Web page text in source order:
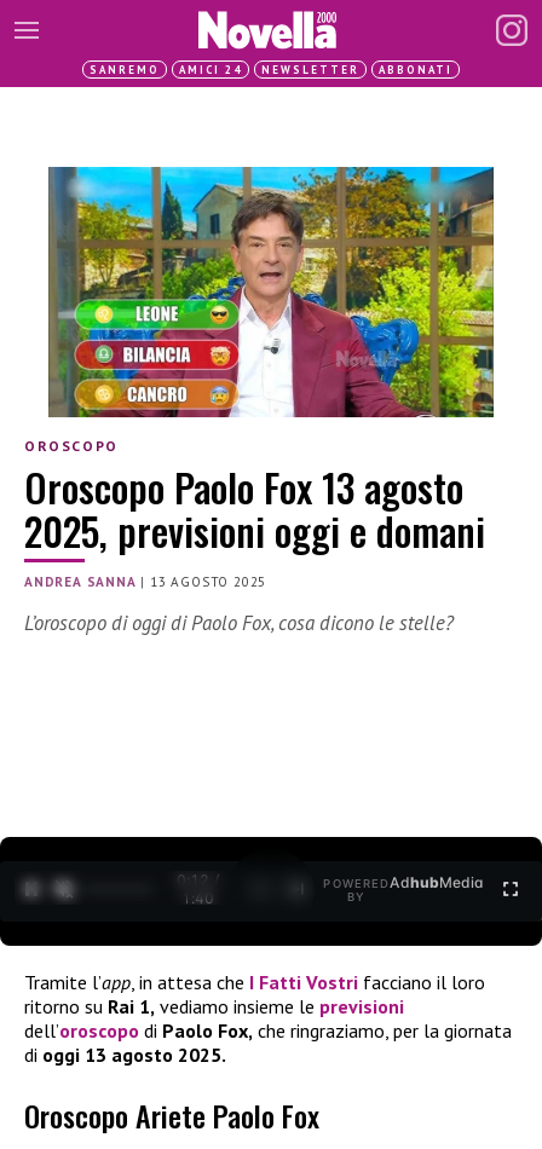
SANREMO AMICI 24 NEWSLETTER ABBONATI
OROSCOPO
Oroscopo Paolo Fox 13 agosto
2025, previsioni oggi e domani
ANDREA SANNA | 13 AGOSTO 2025
L’oroscopo di oggi di Paolo Fox, cosa dicono le stelle?
0:12 /
1:40
POWERED
BY
AdhubMedia
Tramite l’app , in attesa che I Fatti Vostri facciano il loro
ritorno su Rai 1, vediamo insieme le previsioni
dell’oroscopo di Paolo Fox, che ringraziamo, per la giornata
di oggi 13 agosto 2025.
Oroscopo Ariete Paolo Fox